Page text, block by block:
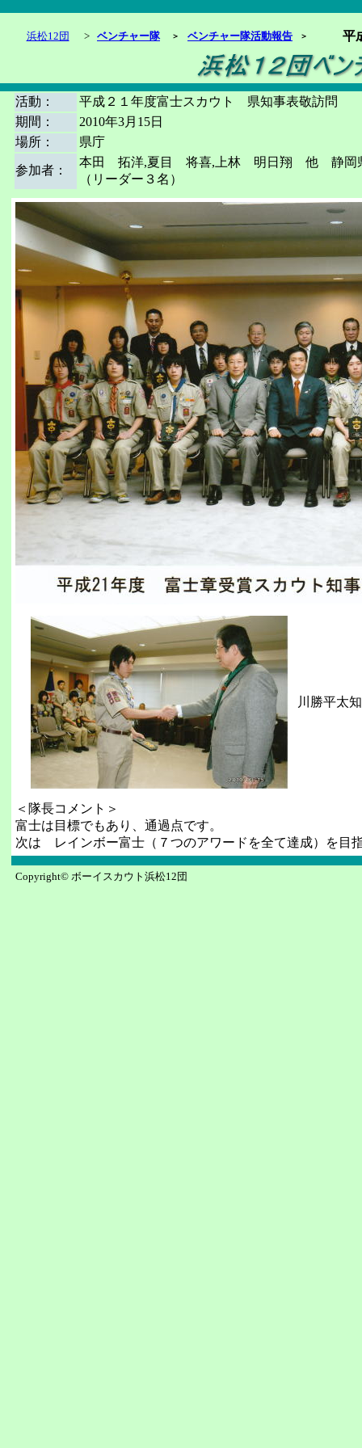
浜松12団 > ベンチャー隊 ＞ ベンチャー隊活動報告 ＞ 平
活動：
平成２１年度富士スカウト 県知事表敬訪問
期間：
2010年3月15日
場所：
県庁
参加者：
本田 拓洋,夏目 将喜,上林 明日翔 他 静岡
（リーダー３名）
川勝平太
＜隊長コメント＞
富士は目標でもあり、通過点です。
次は レインボー富士（７つのアワードを全て達成）を目
Copyright© ボーイスカウト浜松12団